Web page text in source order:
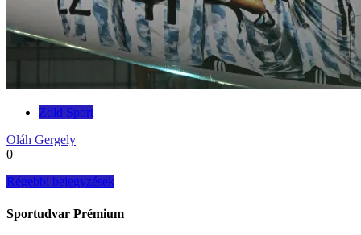
Zöld Sport
Oláh Gergely
0
Bejegyzés
navigáció
Régebbi bejegyzések
Sportudvar Prémium